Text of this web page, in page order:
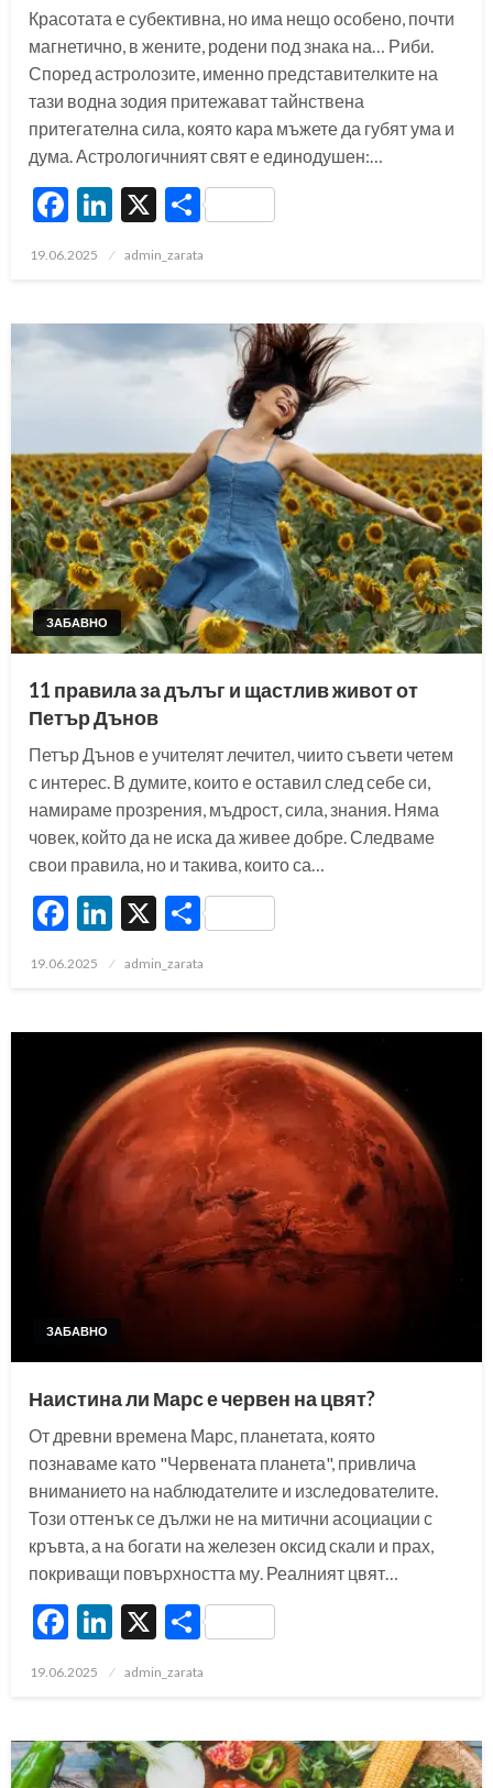
Красотата е субективна, но има нещо особено, почти
магнетично, в жените, родени под знака на… Риби.
Според астролозите, именно представителките на
тази водна зодия притежават тайнствена
притегателна сила, която кара мъжете да губят ума и
дума. Астрологичният свят е единодушен:…
Facebook
LinkedIn
X Share
Posted
19.06.2025 admin_zarata
ЗАБАВНО
11 правила за дълъг и щастлив живот от
Петър Дънов
Петър Дънов е учителят лечител, чиито съвети четем
с интерес. В думите, които е оставил след себе си,
намираме прозрения, мъдрост, сила, знания. Няма
човек, който да не иска да живее добре. Следваме
свои правила, но и такива, които са…
Facebook
LinkedIn
X Share
Posted
19.06.2025 admin_zarata
ЗАБАВНО
Наистина ли Марс е червен на цвят?
От древни времена Марс, планетата, която
познаваме като "Червената планета", привлича
вниманието на наблюдателите и изследователите.
Този оттенък се дължи не на митични асоциации с
кръвта, а на богати на железен оксид скали и прах,
покриващи повърхността му. Реалният цвят…
Facebook
LinkedIn
X Share
Posted
19.06.2025 admin_zarata